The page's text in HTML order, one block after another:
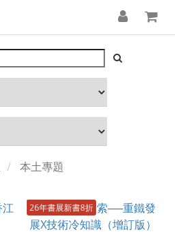
本土專題
26年書展新書8折